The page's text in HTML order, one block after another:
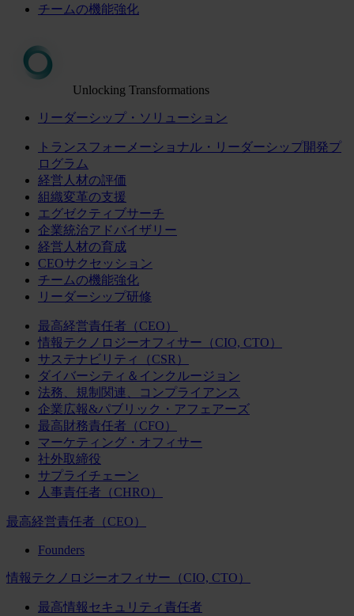
チームの機能強化
Unlocking Transformations
リーダーシップ・ソリューション
トランスフォーメーショナル・リーダーシップ開発プ
ログラム
経営人材の評価
組織変革の支援
エグゼクティブサーチ
企業統治アドバイザリー
経営人材の育成
CEOサクセッション
チームの機能強化
リーダーシップ研修
最高経営責任者（CEO）
情報テクノロジーオフィサー（CIO, CTO）
サステナビリティ（CSR）
ダイバーシティ＆インクルージョン
法務、規制関連、コンプライアンス
企業広報&パブリック・アフェアーズ
最高財務責任者（CFO）
マーケティング・オフィサー
社外取締役
サプライチェーン
人事責任者（CHRO）
最高経営責任者（CEO）
Founders
情報テクノロジーオフィサー（CIO, CTO）
最高情報セキュリティ責任者